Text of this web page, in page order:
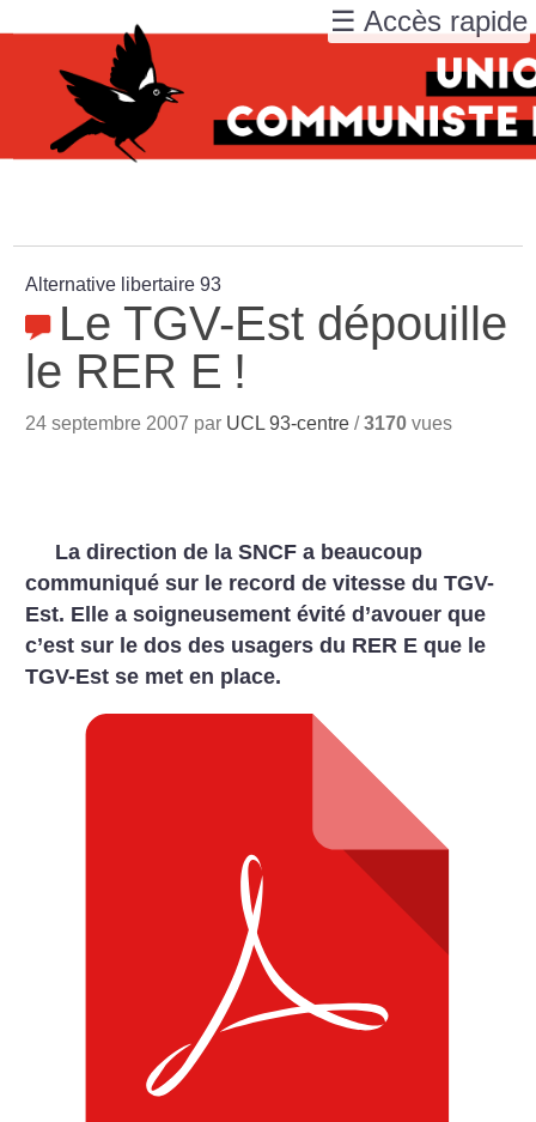
Alternative libertaire 93
Le TGV-Est dépouille
le RER E !
24 septembre 2007 par UCL 93-centre /3170 vues
La direction de la SNCF a beaucoup
communiqué sur le record de vitesse du TGV-
Est. Elle a soigneusement évité d’avouer que
c’est sur le dos des usagers du RER E que le
TGV-Est se met en place.
☰ Accès rapide